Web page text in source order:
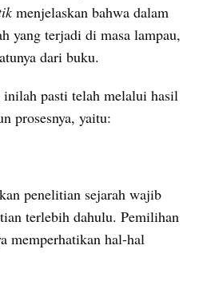
menjelaskan bahwa dalam
yang terjadi di masa lampau,
dari buku.
inilah pasti telah melalui hasil
prosesnya, yaitu:
penelitian sejarah wajib
terlebih dahulu. Pemilihan
memperhatikan hal-hal